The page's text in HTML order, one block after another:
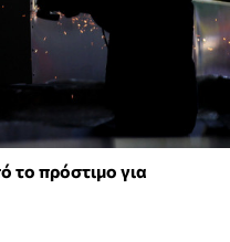
το πρόστιμο για